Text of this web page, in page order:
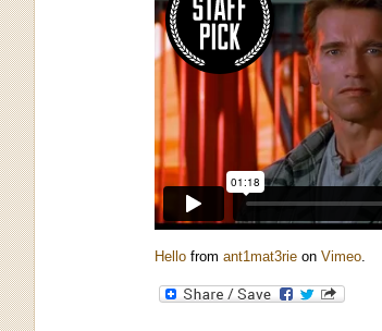
Hello from ant1mat3rie on Vimeo